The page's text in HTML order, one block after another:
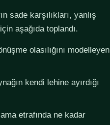
sade karşılıkları, yanlış
aşağıda toplandı.
olasılığını modelleyen
kendi lehine ayırdığı
etrafında ne kadar